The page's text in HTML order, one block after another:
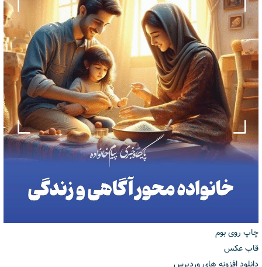
چاپ روی بوم
قاب عکس
دانلود افزونه های وردپرس